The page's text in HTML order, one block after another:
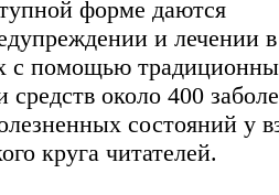
форме даются
и лечении в
с помощью
около 400
состояний у
круга читателей.